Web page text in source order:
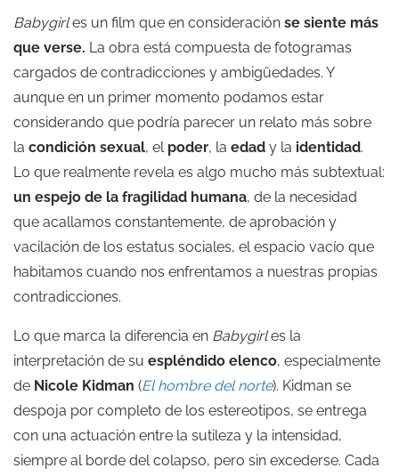
Babygirles un film que en consideración se siente más
que verse. La obra está compuesta de fotogramas
cargados de contradicciones y ambigüedades. Y
aunque en un primer momento podamos estar
considerando que podría parecer un relato más sobre
la condición sexual, el poder, la edad y la identidad.
Lo que realmente revela es algo mucho más subtextual:
un espejo de la fragilidad humana, de la necesidad
que acallamos constantemente, de aprobación y
vacilación de los estatus sociales, el espacio vacío que
habitamos cuando nos enfrentamos a nuestras propias
contradicciones.
Lo que marca la diferencia en Babygirles la
interpretación de su espléndido elenco, especialmente
de Nicole Kidman (El hombre del norte). Kidman se
despoja por completo de los estereotipos, se entrega
con una actuación entre la sutileza y la intensidad,
siempre al borde del colapso, pero sin excederse. Cada